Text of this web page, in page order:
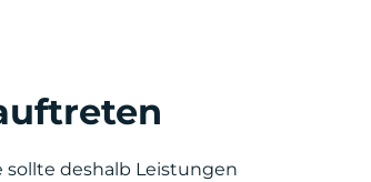
deshalb Leistungen